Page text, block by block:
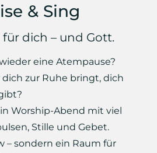
& Sing
dich – und Gott.
eine Atempause?
dich zur Ruhe bringt, dich
Worship-Abend mit viel
Stille und Gebet.
– sondern ein Raum für